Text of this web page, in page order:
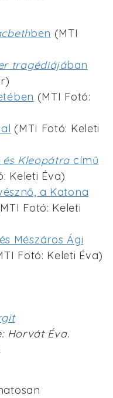
ben (MTI
tragédiájában
(MTI Fotó:
(MTI Fotó: Keleti
és Kleopátra című
Keleti Éva)
a Katona
Fotó: Keleti
Mészáros Ági
Fotó: Keleti Éva)
Horvát Éva.